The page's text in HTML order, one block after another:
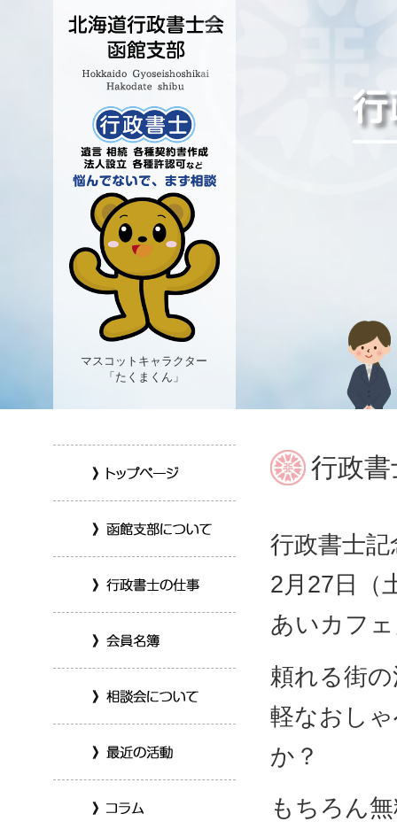
マスコットキャラクター
「たくまくん」
行政
行政書士
2月27日（
あいカフ
頼れる街
軽なおし
か？
もちろん